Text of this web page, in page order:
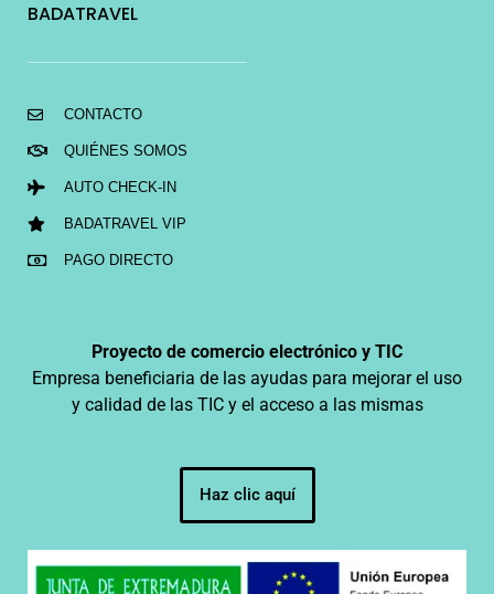
BADATRAVEL
CONTACTO
QUIÉNES SOMOS
AUTO CHECK-IN
BADATRAVEL VIP
PAGO DIRECTO
Proyecto de comercio electrónico y TIC
Empresa beneficiaria de las ayudas para mejorar el uso
y calidad de las TIC y el acceso a las mismas
Haz clic aquí